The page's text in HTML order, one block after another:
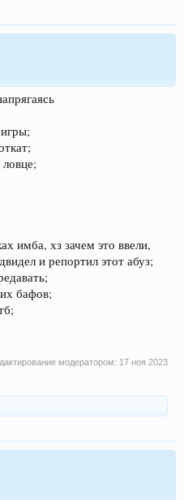
имба, хз зачем это ввели,
и репортил этот абуз;
бафов;
модератором: 17 ноя 2023